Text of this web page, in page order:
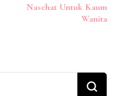
Nasehat Untuk Kaum
Wanita